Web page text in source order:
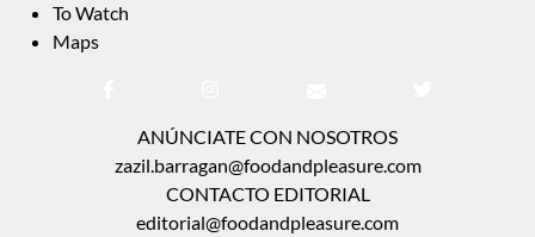
To Watch
Maps
ANÚNCIATE CON NOSOTROS
zazil.barragan@foodandpleasure.com
CONTACTO EDITORIAL
editorial@foodandpleasure.com